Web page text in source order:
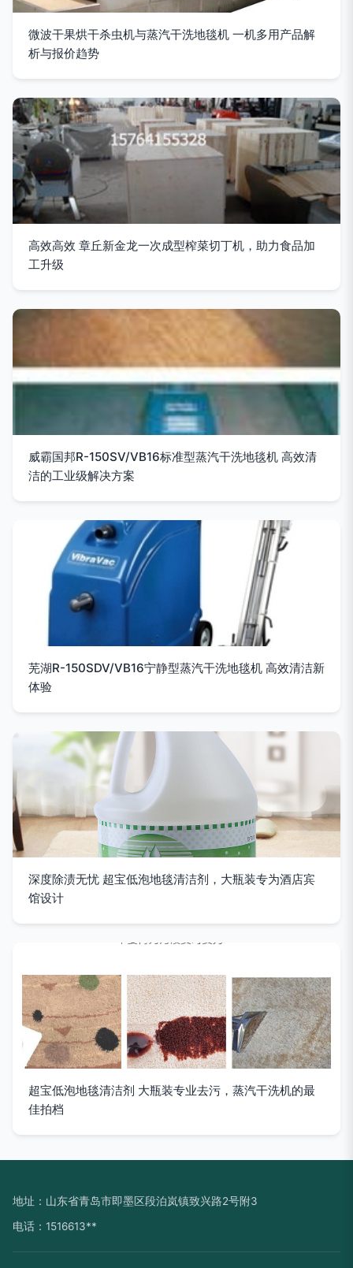
微波干果烘干杀虫机与蒸汽干洗地毯机 一机多用产品解
析与报价趋势
高效高效 章丘新金龙一次成型榨菜切丁机，助力食品加
工升级
威霸国邦R-150SV/VB16标准型蒸汽干洗地毯机 高效清
洁的工业级解决方案
芜湖R-150SDV/VB16宁静型蒸汽干洗地毯机 高效清洁新
体验
深度除渍无忧 超宝低泡地毯清洁剂，大瓶装专为酒店宾
馆设计
超宝低泡地毯清洁剂 大瓶装专业去污，蒸汽干洗机的最
佳拍档
地址：山东省青岛市即墨区段泊岚镇致兴路2号附3
电话：1516613**